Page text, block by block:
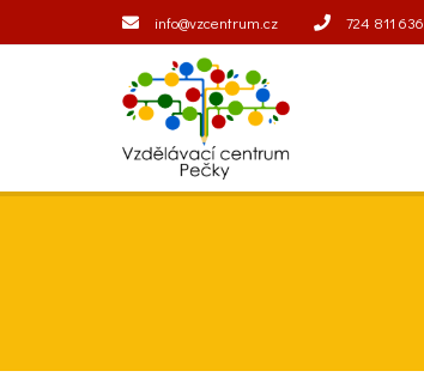
info@vzcentrum.cz 724 811 636